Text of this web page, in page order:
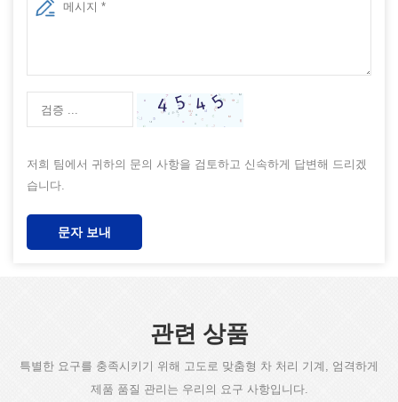
저희 팀에서 귀하의 문의 사항을 검토하고 신속하게 답변해 드리겠
습니다.
문자 보내
관련 상품
특별한 요구를 충족시키기 위해 고도로 맞춤형 차 처리 기계, 엄격하게
제품 품질 관리는 우리의 요구 사항입니다.